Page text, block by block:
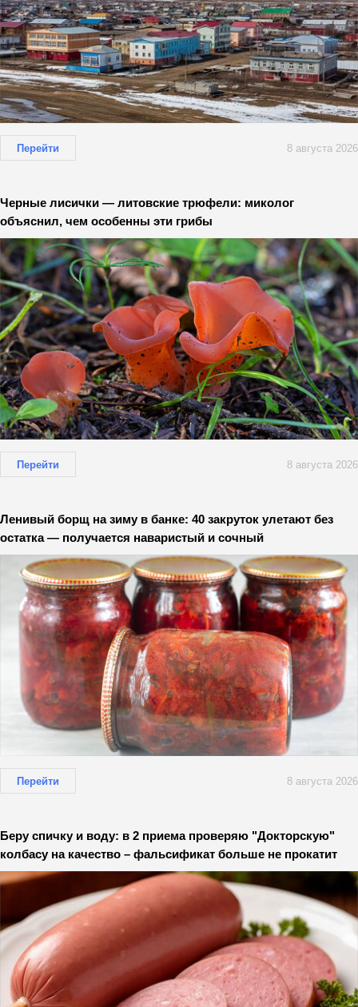
Перейти 8 августа 2026
Черные лисички — литовские трюфели: миколог
объяснил, чем особенны эти грибы
Перейти 8 августа 2026
Ленивый борщ на зиму в банке: 40 закруток улетают без
остатка — получается наваристый и сочный
Перейти 8 августа 2026
Беру спичку и воду: в 2 приема проверяю "Докторскую"
колбасу на качество – фальсификат больше не прокатит